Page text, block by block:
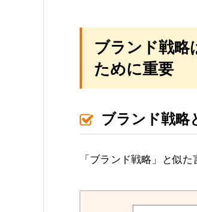
ブランド戦略
ために重要
ブランド戦略
「ブランド戦略」と似